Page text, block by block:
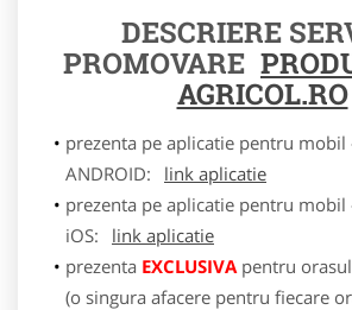
DESCRIERE
PROMOVARE
AGRICOL.RO
prezenta pe aplicatie pentru
ANDROID:
link aplicatie
prezenta pe aplicatie pentru
iOS:
link aplicatie
prezenta EXCLUSIVApentru
(o singura afacere pentru fiecare